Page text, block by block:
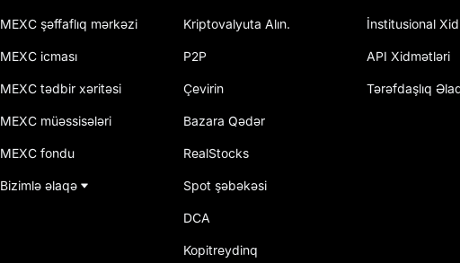
MEXC şəffaflıq mərkəzi
MEXC icması
MEXC tədbir xəritəsi
MEXC müəssisələri
MEXC fondu
Bizimlə əlaqə
Kriptovalyuta Alın.
P2P
Çevirin
Bazara Qədər
RealStocks
Spot şəbəkəsi
DCA
Kopitreydinq
İnstitusional
API Xidmətləri
Tərəfdaşlıq